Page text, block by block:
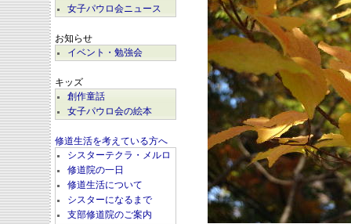
女子パウロ会ニュース
お知らせ
イベント・勉強会
キッズ
創作童話
女子パウロ会の絵本
修道生活を考えている方へ
シスターテクラ・メルロ
修道院の一日
修道生活について
シスターになるまで
支部修道院のご案内